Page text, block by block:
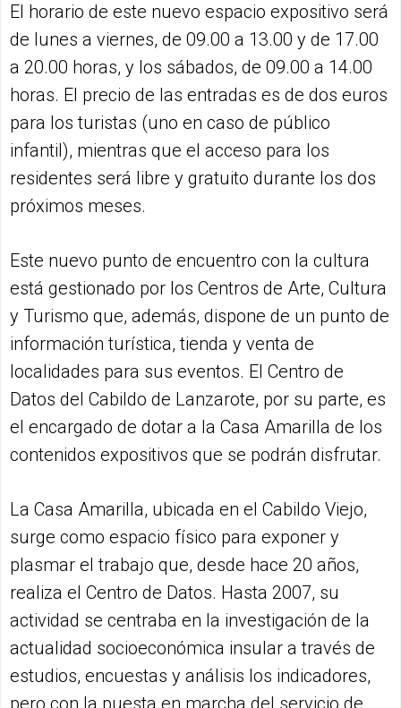
El horario de este nuevo espacio expositivo será
de lunes a viernes, de 09.00 a 13.00 y de 17.00
a 20.00 horas, y los sábados, de 09.00 a 14.00
horas. El precio de las entradas es de dos euros
para los turistas (uno en caso de público
infantil), mientras que el acceso para los
residentes será libre y gratuito durante los dos
próximos meses.
Este nuevo punto de encuentro con la cultura
está gestionado por los Centros de Arte, Cultura
y Turismo que, además, dispone de un punto de
información turística, tienda y venta de
localidades para sus eventos. El Centro de
Datos del Cabildo de Lanzarote, por su parte, es
el encargado de dotar a la Casa Amarilla de los
contenidos expositivos que se podrán disfrutar.
La Casa Amarilla, ubicada en el Cabildo Viejo,
surge como espacio físico para exponer y
plasmar el trabajo que, desde hace 20 años,
realiza el Centro de Datos. Hasta 2007, su
actividad se centraba en la investigación de la
actualidad socioeconómica insular a través de
estudios, encuestas y análisis los indicadores,